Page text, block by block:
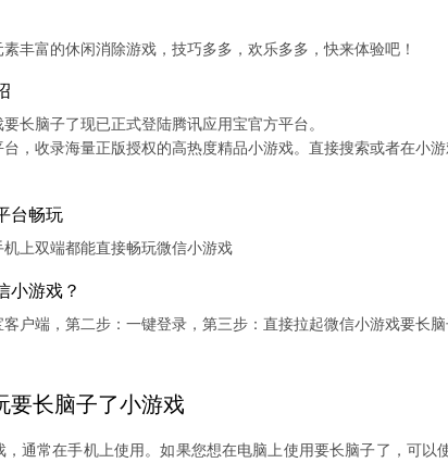
素丰富的休闲消除游戏，技巧多多，欢乐多多，快来体验吧！
长脑子了现已正式登陆腾讯应用宝官方平台。
，收录海量正版授权的高热度精品小游戏。直接搜索或者在小
台畅玩
上双端都能直接畅玩微信小游戏
小游戏？
户端，第二步：一键登录，第三步：直接拉起微信小游戏要长
要长脑子了小游戏
通常在手机上使用。如果您想在电脑上使用要长脑子了，可以